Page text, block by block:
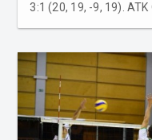
3:1 (20, 19, -9, 19).
9,...